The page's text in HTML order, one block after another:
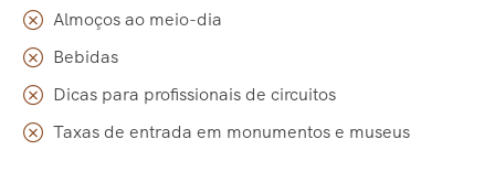
Almoços ao meio-dia
Bebidas
Dicas para profissionais de circuitos
Taxas de entrada em monumentos e museus